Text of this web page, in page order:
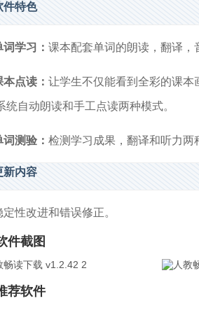
件特色
词学习： 课本配套单词的朗读，翻译，
本点读： 让学生不仅能看到全彩的课本
统自动朗读和手工点读两种模式。
词测验： 检测学习成果，翻译和听力两
新内容
定性改进和错误修正。
件截图
荐软件